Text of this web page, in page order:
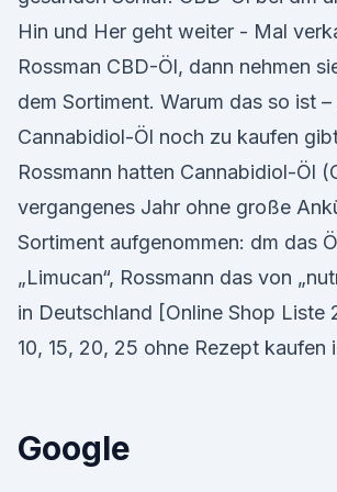
Hin und Her geht weiter - Mal
Rossman CBD-Öl, dann nehmen
dem Sortiment. Warum das so ist
Cannabidiol-Öl noch zu kaufen
Rossmann hatten Cannabidiol-Öl
vergangenes Jahr ohne große
Sortiment aufgenommen: dm das
„Limucan“, Rossmann das von
in Deutschland [Online Shop Liste
10, 15, 20, 25 ohne Rezept kaufen
Google